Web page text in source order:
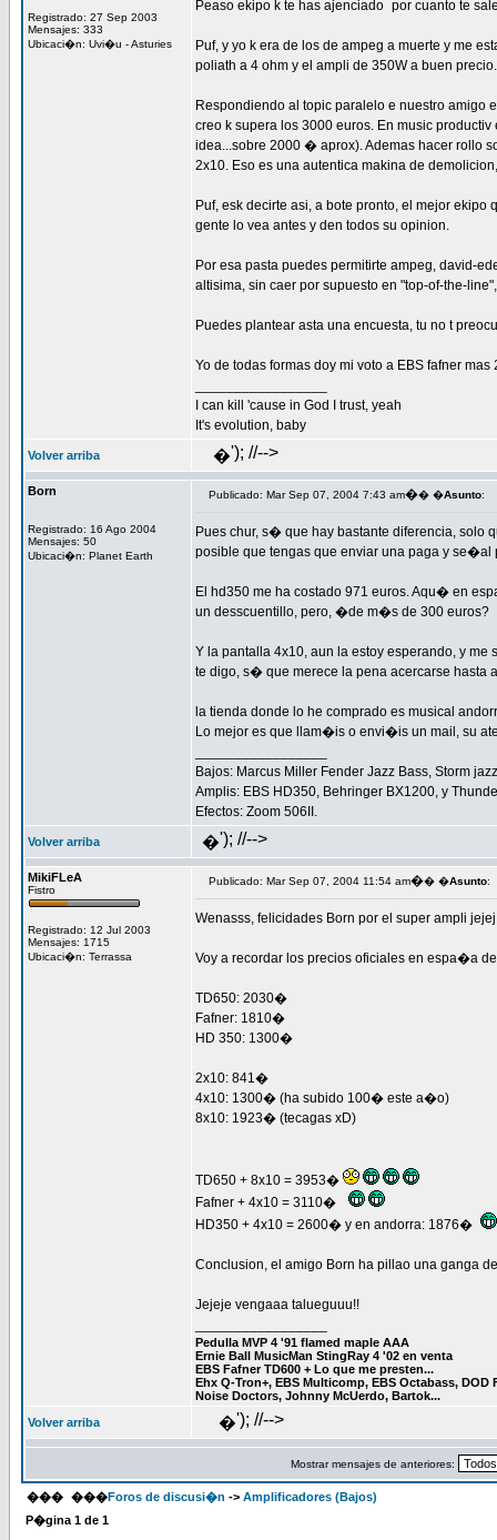
Registrado: 27 Sep 2003
Mensajes: 333
Ubicaci�n: Uvi�u - Asturies
Peaso ekipo k te has ajenciado por cuanto te
Puf, y yo k era de los de ampeg a muerte y me
poliath a 4 ohm y el ampli de 350W a buen
Respondiendo al topic paralelo e nuestro amigo
creo k supera los 3000 euros. En music
idea...sobre 2000 � aprox). Ademas hacer rollo
2x10. Eso es una autentica makina de
Puf, esk decirte asi, a bote pronto, el mejor
gente lo vea antes y den todos su opinion.
Por esa pasta puedes permitirte ampeg, david-
altisima, sin caer por supuesto en "top-of-the-
Puedes plantear asta una encuesta, tu no t
Yo de todas formas doy mi voto a EBS fafner
I can kill 'cause in God I trust, yeah
It's evolution, baby
Volver arriba �'); //-->
Born
Registrado: 16 Ago 2004
Mensajes: 50
Ubicaci�n: Planet Earth
Publicado: Mar Sep 07, 2004 7:43 am�� �Asunto:
Pues chur, s� que hay bastante diferencia, solo
posible que tengas que enviar una paga y
El hd350 me ha costado 971 euros. Aqu� en
un desscuentillo, pero, �de m�s de 300 euros?
Y la pantalla 4x10, aun la estoy esperando, y
te digo, s� que merece la pena acercarse hasta
la tienda donde lo he comprado es musical
Lo mejor es que llam�is o envi�is un mail, su
Bajos: Marcus Miller Fender Jazz Bass, Storm
Amplis: EBS HD350, Behringer BX1200, y
Efectos: Zoom 506II.
Volver arriba �'); //-->
MikiFLeA
Fistro
Registrado: 12 Jul 2003
Mensajes: 1715
Ubicaci�n: Terrassa
Publicado: Mar Sep 07, 2004 11:54 am�� �Asunto:
Wenasss, felicidades Born por el super ampli
Voy a recordar los precios oficiales en espa�a
TD650: 2030�
Fafner: 1810�
HD 350: 1300�
2x10: 841�
4x10: 1300� (ha subido 100� este a�o)
8x10: 1923� (tecagas xD)
TD650 + 8x10 = 3953�
Fafner + 4x10 = 3110�
HD350 + 4x10 = 2600� y en andorra: 1876�
Conclusion, el amigo Born ha pillao una ganga
Jejeje vengaaa talueguuu!!
Pedulla MVP 4 '91 flamed maple AAA
Ernie Ball MusicMan StingRay 4 '02 en venta
EBS Fafner TD600 + Lo que me presten...
Ehx Q-Tron+, EBS Multicomp, EBS Octabass, DOD
Noise Doctors, Johnny McUerdo, Bartok...
Volver arriba
�'); //-->
Mostrar mensajes de anteriores:
��� ���Foros de discusi�n -> Amplificadores (Bajos)
P�gina 1 de 1